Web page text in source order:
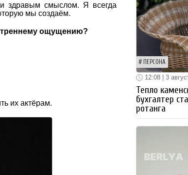
и здравым смыслом. Я всегда
мы создаём.
ощущению?
их актёрам.
ПЕРСОНА
12:08 | 3
Тепло
бухгалтер
ротанга